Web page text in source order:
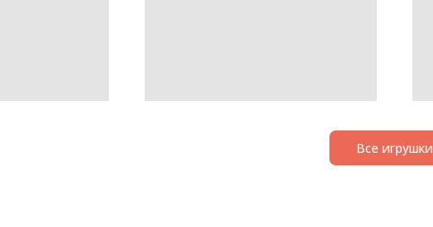
Все игрушки